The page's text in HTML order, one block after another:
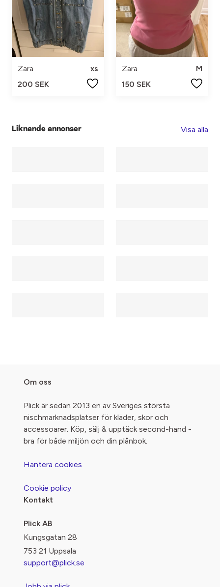
Zara
xs
200 SEK
Zara
M
150 SEK
Liknande annonser Visa alla
Om oss
Plick är sedan 2013 en av Sveriges största
nischmarknadsplatser för kläder, skor och
accessoarer. Köp, sälj & upptäck second-hand -
bra för både miljön och din plånbok.
Hantera cookies
Cookie policy
Kontakt
Plick AB
Kungsgatan 28
753 21 Uppsala
support@plick.se